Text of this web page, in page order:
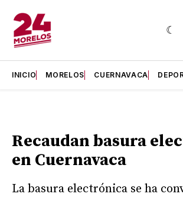
INICIO MORELOS CUERNAVACA
Recaudan basura
en Cuernavaca
La basura electrónica se ha